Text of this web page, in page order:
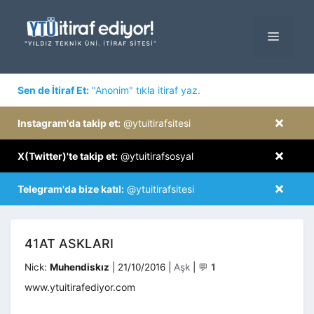
MENÜ
Sen de İtiraf Et: "Anonim" tıkla itiraf yaz.
×
Instagram'da takip et: @ytuitirafsitesi
×
X(Twitter)'te takip et: @ytuitirafsosyal
×
Telegram'da bize katıl: @ytuitirafsitesi
41AT ASKLARI
Nick: Muhendiskız 21/10/2016 Kategoriler
Aşk 💬 1
www.ytuitirafediyor.com